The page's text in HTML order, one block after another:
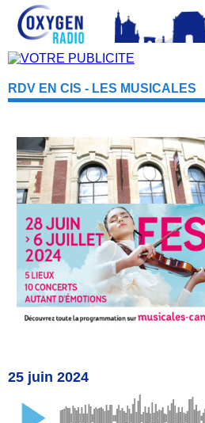
RDV EN CIS - LES MUSICALES
25 juin 2024